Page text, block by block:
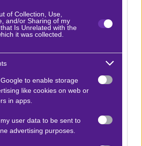
of Collection, Use,
and/or Sharing of my
Is Unrelated with the
it was collected.
to enable storage
like cookies on web or
in apps.
user data to be sent to
advertising purposes.
προτείνει:
|14:00 -15.00